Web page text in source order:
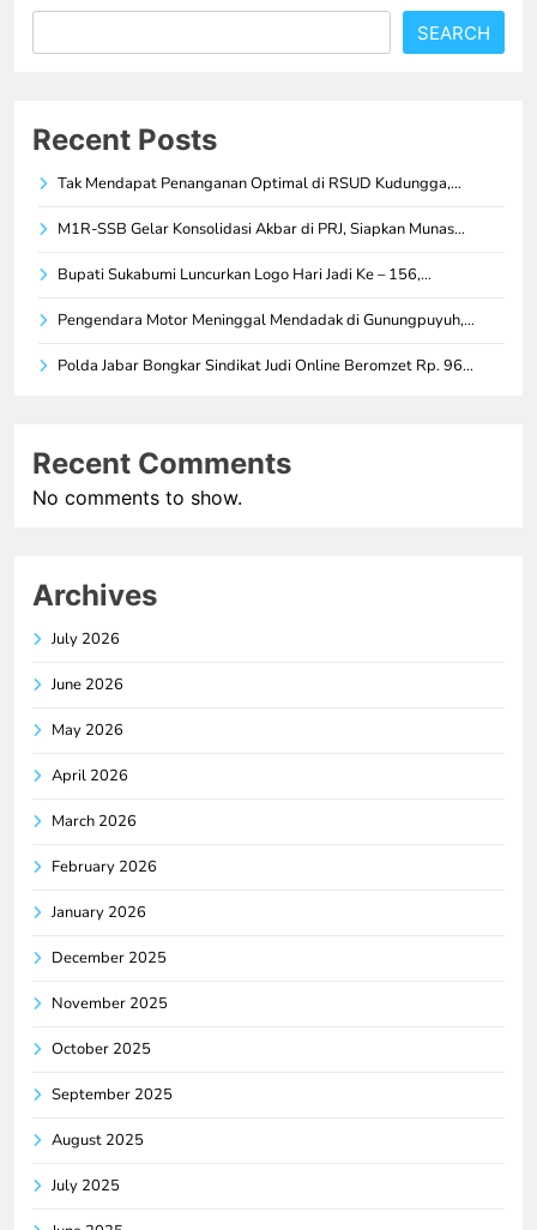
SEARCH
Recent Posts
Tak Mendapat Penanganan Optimal di RSUD Kudungga,…
M1R-SSB Gelar Konsolidasi Akbar di PRJ, Siapkan Munas…
Bupati Sukabumi Luncurkan Logo Hari Jadi Ke – 156,…
Pengendara Motor Meninggal Mendadak di Gunungpuyuh,…
Polda Jabar Bongkar Sindikat Judi Online Beromzet Rp. 96…
Recent Comments
No comments to show.
Archives
July 2026
June 2026
May 2026
April 2026
March 2026
February 2026
January 2026
December 2025
November 2025
October 2025
September 2025
August 2025
July 2025